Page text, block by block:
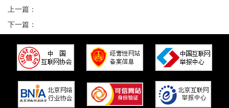
上一篇：
下一篇：